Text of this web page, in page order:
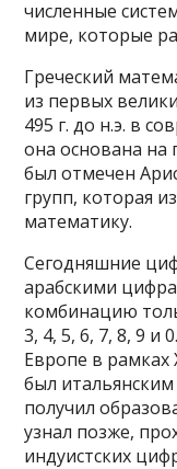
численные
мире, которые
Греческий
из первых
495 г. до н.э. в
она основана на
был отмечен
групп, которая
математику.
Сегодняшние
арабскими
комбинацию
3, 4, 5, 6, 7, 8, 9
Европе в
был
получил
узнал позже,
индуистских